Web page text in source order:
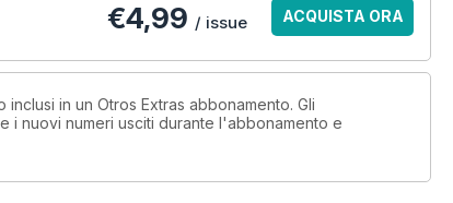
€4,99 / issue ACQUISTA ORA
in un Otros Extras abbonamento. Gli
i nuovi numeri usciti durante l'abbonamento e